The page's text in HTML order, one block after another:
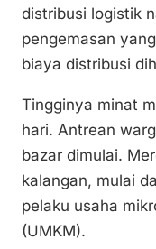
distribusi logistik
pengemasan
biaya distribusi
Tingginya minat
hari. Antrean
bazar dimulai.
kalangan, mulai
pelaku usaha
(UMKM).